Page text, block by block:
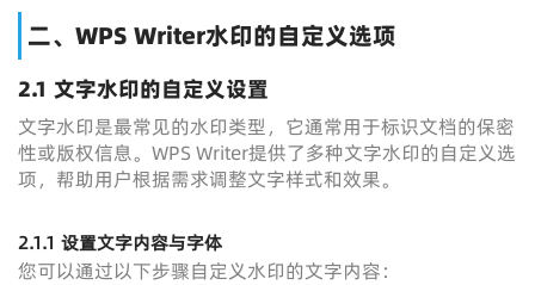
二、WPS Writer水印的自定义选项
2.1 文字水印的自定义设置
文字水印是最常见的水印类型，它通常用于标识文档的保密
性或版权信息。WPS Writer提供了多种文字水印的自定义选
项，帮助用户根据需求调整文字样式和效果。
2.1.1 设置文字内容与字体
您可以通过以下步骤自定义水印的文字内容：